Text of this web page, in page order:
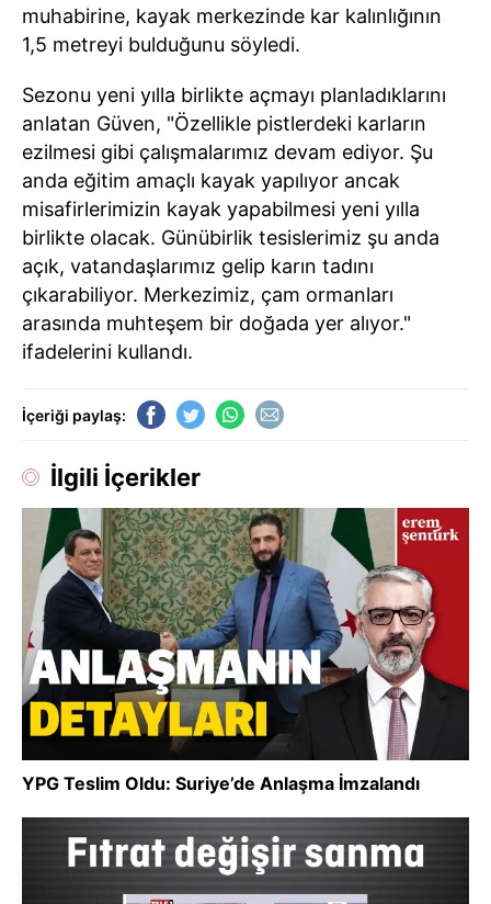
muhabirine, kayak merkezinde kar kalınlığının
1,5 metreyi bulduğunu söyledi.
Sezonu yeni yılla birlikte açmayı planladıklarını
anlatan Güven, "Özellikle pistlerdeki karların
ezilmesi gibi çalışmalarımız devam ediyor. Şu
anda eğitim amaçlı kayak yapılıyor ancak
misafirlerimizin kayak yapabilmesi yeni yılla
birlikte olacak. Günübirlik tesislerimiz şu anda
açık, vatandaşlarımız gelip karın tadını
çıkarabiliyor. Merkezimiz, çam ormanları
arasında muhteşem bir doğada yer alıyor."
ifadelerini kullandı.
İçeriği paylaş:
İlgili İçerikler
YPG Teslim Oldu: Suriye’de Anlaşma İmzalandı